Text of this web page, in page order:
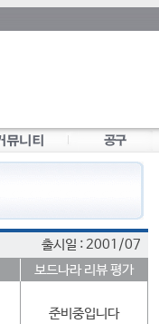
출시일 : 2001/07
보드나라 리뷰 평가
준비중입니다